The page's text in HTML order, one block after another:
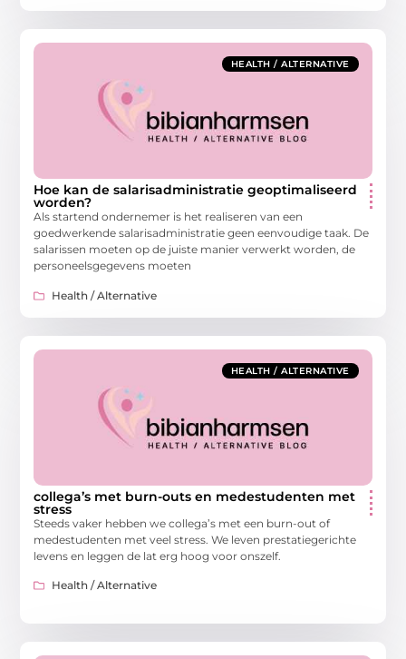
HEALTH / ALTERNATIVE
Hoe kan de salarisadministratie geoptimaliseerd
worden?
Als startend ondernemer is het realiseren van een
goedwerkende salarisadministratie geen eenvoudige taak. De
salarissen moeten op de juiste manier verwerkt worden, de
personeelsgegevens moeten
Health / Alternative
HEALTH / ALTERNATIVE
collega’s met burn-outs en medestudenten met
stress
Steeds vaker hebben we collega’s met een burn-out of
medestudenten met veel stress. We leven prestatiegerichte
levens en leggen de lat erg hoog voor onszelf.
Health / Alternative